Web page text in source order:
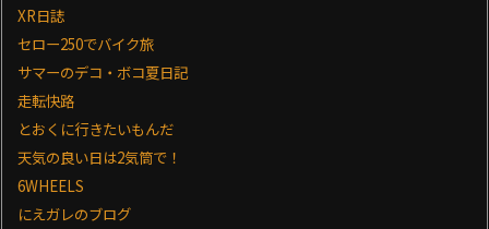
XR日誌
セロー250でバイク旅
サマーのデコ・ボコ夏日記
走転快路
とおくに行きたいもんだ
天気の良い日は2気筒で！
6WHEELS
にえガレのブログ